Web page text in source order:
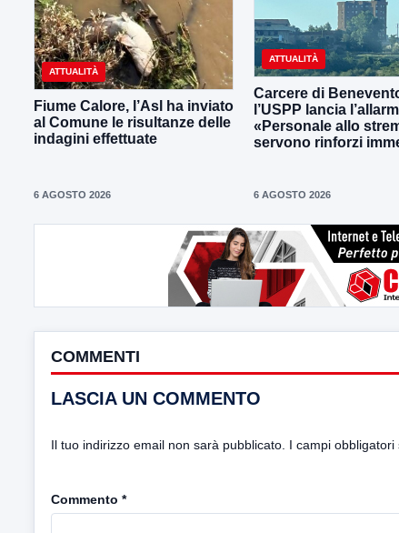
ATTUALITÀ
Fiume Calore, l’Asl ha inviato
al Comune le risultanze delle
indagini effettuate
6 AGOSTO 2026
ATTUALITÀ
Carcere di
l’USPP lancia
«Personale allo
servono rinforzi
6 AGOSTO 2026
COMMENTI
LASCIA UN COMMENTO
Il tuo indirizzo email non sarà pubblicato. I campi
Commento *